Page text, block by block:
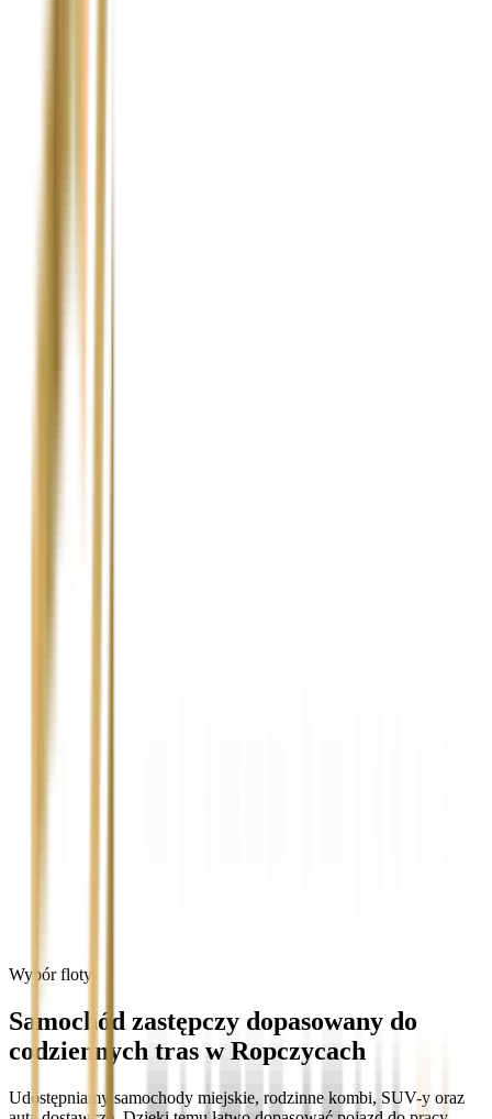
Wybór floty
Samochód zastępczy dopasowany do
codziennych tras w Ropczycach
Udostępniamy samochody miejskie, rodzinne kombi, SUV-y oraz